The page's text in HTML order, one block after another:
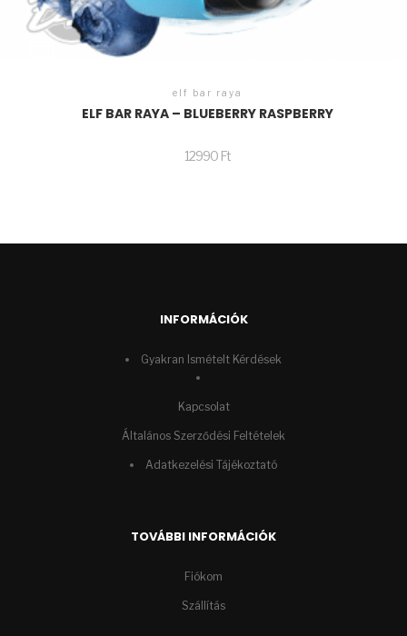
elf bar raya
ELF BAR RAYA – BLUEBERRY RASPBERRY
12990 Ft
INFORMÁCIÓK
Gyakran Ismételt Kérdések
Kapcsolat
Általános Szerződési Feltételek
Adatkezelési Tájékoztató
TOVÁBBI INFORMÁCIÓK
Fiókom
Szállítás